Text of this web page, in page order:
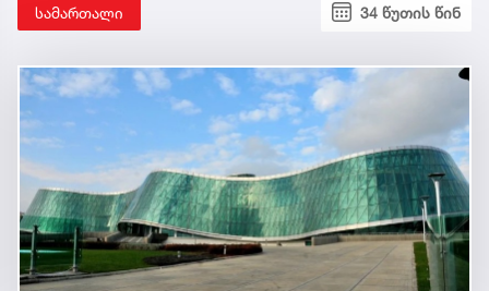
სამართალი 34 წუთის წინ